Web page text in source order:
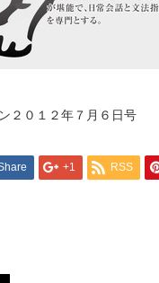
２０１２年７月６日号
+1 RSS